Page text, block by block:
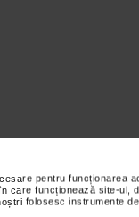
pentru funcționarea
care funcționează site-
folosesc instrumente